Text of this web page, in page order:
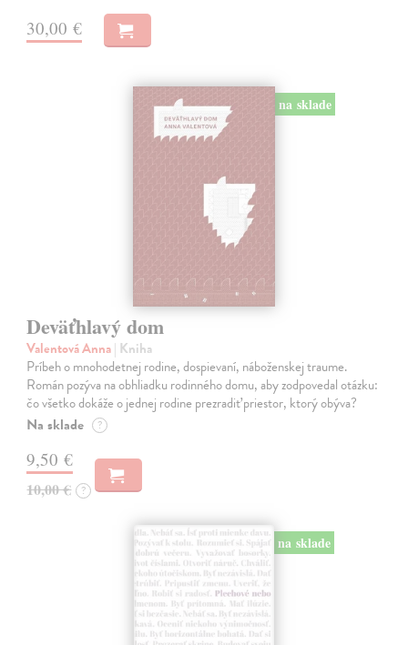
30,00 €
na sklade
Deväťhlavý dom
Valentová Anna| Kniha
Príbeh o mnohodetnej rodine, dospievaní, náboženskej traume.
Román pozýva na obhliadku rodinného domu, aby zodpovedal otázku:
čo všetko dokáže o jednej rodine prezradiť priestor, ktorý obýva?
Na sklade ?
9,50 €
10,00 € ?
na sklade